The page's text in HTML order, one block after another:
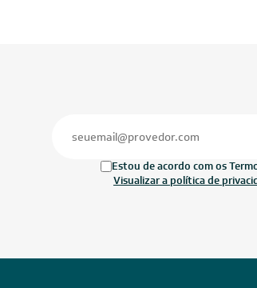
Estou de acordo com os
Visualizar a política de